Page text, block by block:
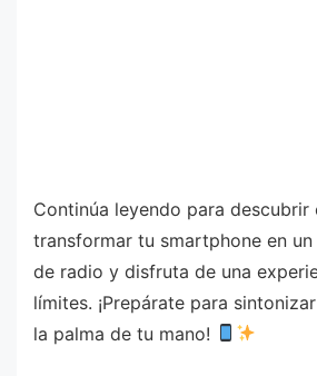
Continúa leyendo para descubrir
transformar tu smartphone en
de radio y disfruta de una
límites. ¡Prepárate para
la palma de tu mano!